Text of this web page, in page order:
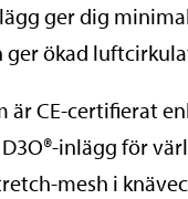
ger dig
ger ökad
är CE-certifierat
inlägg för
mesh i